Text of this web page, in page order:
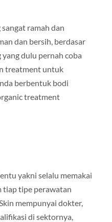
ramah dan
dan bersih, berdasar
dulu pernah coba
treatment untuk
berbentuk bodi
treatment
yakni selalu memakai
tiap tipe perawatan
mempunyai dokter,
di sektornya,